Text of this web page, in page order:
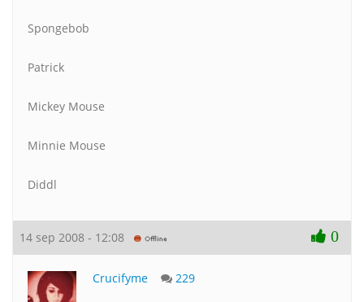
Spongebob
Patrick
Mickey Mouse
Minnie Mouse
Diddl
14 sep 2008 - 12:08 0
Crucifyme 229